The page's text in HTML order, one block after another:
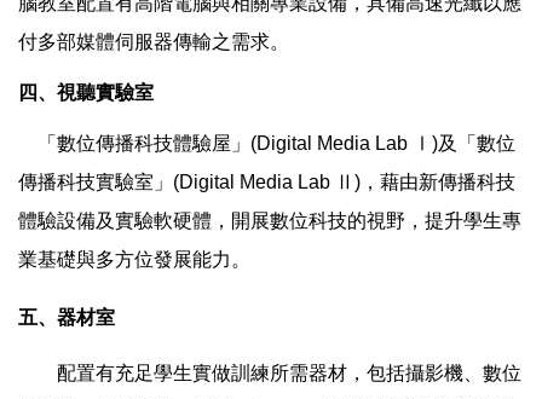
付多部媒體伺服器傳輸之需求。
四、視聽實驗室
「數位傳播科技體驗屋」(Digital Media Lab Ⅰ)及「數位
傳播科技實驗室」(Digital Media Lab Ⅱ)，藉由新傳播科技
體驗設備及實驗軟硬體，開展數位科技的視野，提升學生專
業基礎與多方位發展能力。
五、器材室
配置有充足學生實做訓練所需器材，包括攝影機、數位